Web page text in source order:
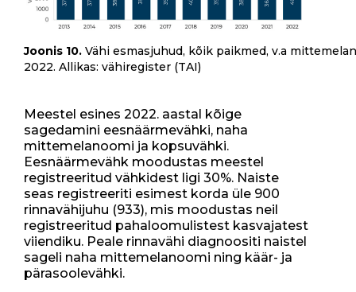
Joonis 10. Vähi esmasjuhud, kõik paikmed, v.a
2022. Allikas: vähiregister (TAI)
Meestel esines 2022. aastal kõige
sagedamini eesnäärmevähki, naha
mittemelanoomi ja kopsuvähki.
Eesnäärmevähk moodustas meestel
registreeritud vähkidest ligi 30%. Naiste
seas registreeriti esimest korda üle 900
rinnavähijuhu (933), mis moodustas neil
registreeritud pahaloomulistest kasvajatest
viiendiku. Peale rinnavähi diagnoositi naistel
sageli naha mittemelanoomi ning käär- ja
pärasoolevähki.